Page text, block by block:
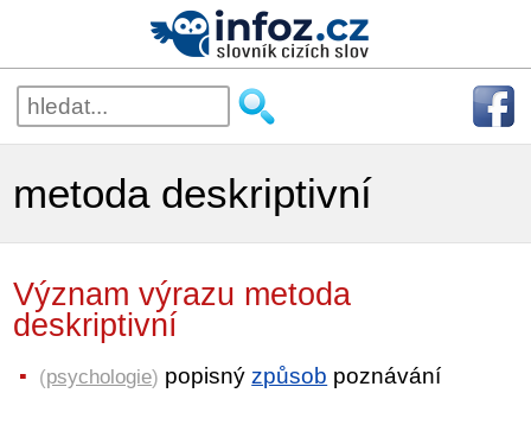
metoda deskriptivní
Význam výrazu metoda
deskriptivní
(psychologie) popisnýzpůsob poznávání